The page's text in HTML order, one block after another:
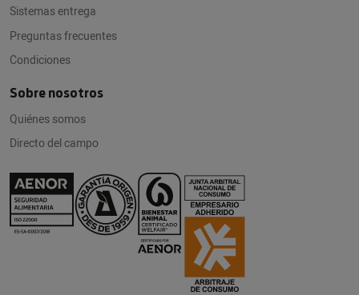
Sistemas entrega
Preguntas frecuentes
Condiciones
Sobre nosotros
Quiénes somos
Directo del campo